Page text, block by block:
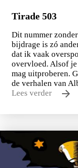
Tirade 503
Dit nummer
bijdrage is zó
dat ik vaak
overvloed. Alsof je
mag uitproberen.
de verhalen van
Lees verder